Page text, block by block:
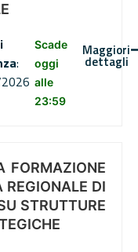
:
Scade
oggi
alle
23:59
Maggiori
dettagli
FORMAZIONE
REGIONALE DI
STRUTTURE